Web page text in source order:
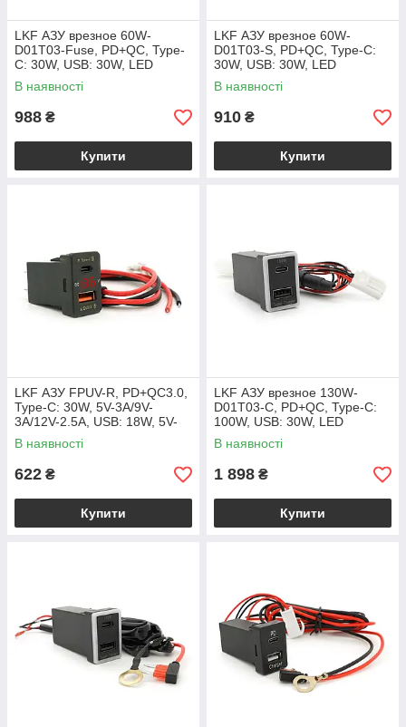
LKF АЗУ врезное 60W-
D01T03-Fuse, PD+QC, Type-
C: 30W, USB: 30W, LED
подсветка, комплект
проводов под пайку с
В наявності
988 ₴
Купити
LKF АЗУ врезное 60W-
D01T03-S, PD+QC, Type-C:
30W, USB: 30W, LED
подсветка, комплект
проводов под пайку,
В наявності
910 ₴
Купити
LKF АЗУ FPUV-R, PD+QC3.0,
Type-C: 30W, 5V-3A/9V-
3A/12V-2.5A, USB: 18W, 5V-
3.4A/9V-2A/12V-1.5A,
33x23mm, LED Red, Black
В наявності
622 ₴
Купити
LKF АЗУ врезное 130W-
D01T03-С, PD+QC, Type-C:
100W, USB: 30W, LED
подсветка, комплект
проводов с разъемами,
В наявності
1 898 ₴
Купити